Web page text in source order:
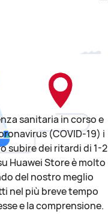
sanitaria in corso e
(COVID-19) i
subire dei ritardi di 1-2
Huawei Store è molto
del nostro meglio
nel più breve tempo
e la comprensione.